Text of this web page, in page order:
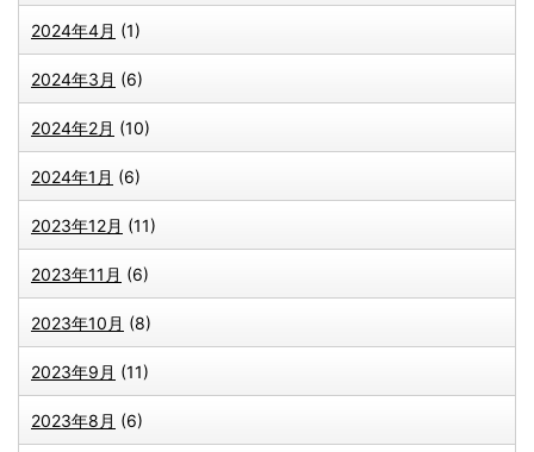
2024年4月 (1)
2024年3月 (6)
2024年2月 (10)
2024年1月 (6)
2023年12月 (11)
2023年11月 (6)
2023年10月 (8)
2023年9月 (11)
2023年8月 (6)